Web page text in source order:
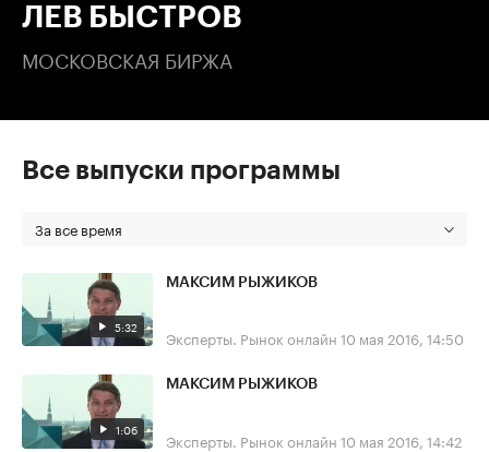
ЛЕВ БЫСТРОВ
МОСКОВСКАЯ БИРЖА
Все выпуски программы
За все время
5:32
МАКСИМ РЫЖИКОВ
Эксперты. Рынок онлайн 10 мая 2016, 14:50
1:06
МАКСИМ РЫЖИКОВ
Эксперты. Рынок онлайн 10 мая 2016, 14:42